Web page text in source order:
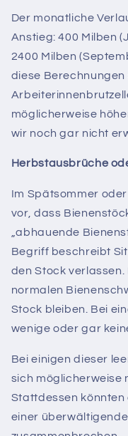
Der monatliche
Anstieg: 400 Milben
2400 Milben
diese
möglicherweise
wir noch gar nicht
Herbstausbrüche
Im Spätsommer
vor, dass
„abhauende
Begriff beschreibt
den Stock
normalen
Stock bleiben. Bei
wenige oder gar
Bei einigen dieser
sich möglicherweise
Stattdessen könnten
einer